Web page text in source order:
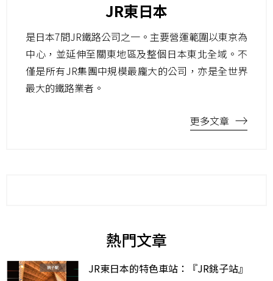
JR東日本
是日本7間JR鐵路公司之一。主要營運範圍以東京為
中心，並延伸至關東地區及整個日本東北全域。不
僅是所有JR集團中規模最龐大的公司，亦是全世界
最大的鐵路業者。
更多文章
熱門文章
JR東日本的特色車站：『JR銚子站』